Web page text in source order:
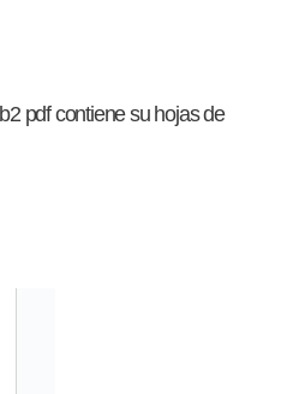
pdf contiene su hojas de